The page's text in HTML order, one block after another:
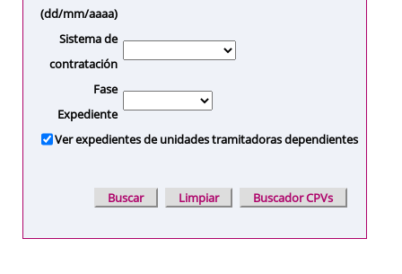
(dd/mm/aaaa)
Sistema de
contratación
Fase
Expediente
Ver expedientes de unidades tramitadoras dependientes